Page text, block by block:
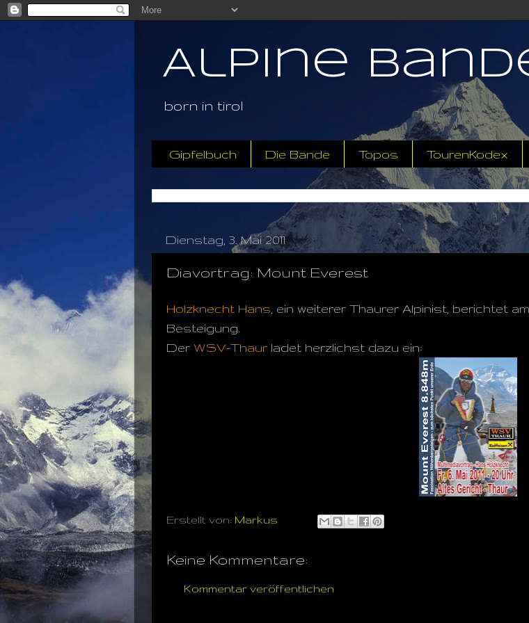
Alpine
born in tirol
Gipfelbuch Die Bande Topos TourenKodex
Dienstag, 3. Mai 2011
Diavortrag: Mount Everest
Holzknecht Hans , ein weiterer Thaurer Alpinist, berichtet
Besteigung.
Der WSV-Thaur ladet herzlichst dazu ein:
Erstellt von: Markus
Keine Kommentare:
Kommentar veröffentlichen